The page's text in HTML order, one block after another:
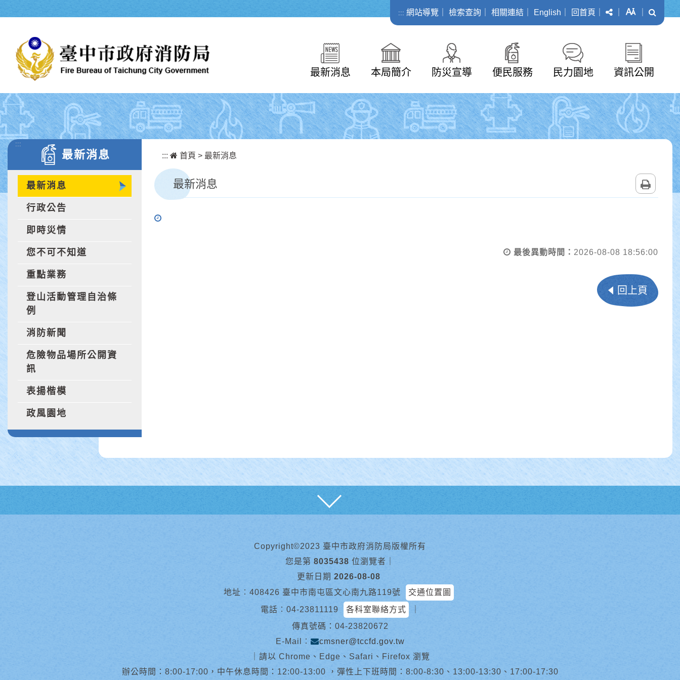
::: 網站導覽 檢索查詢 相關連結 English 回首頁 分享 字級
最新消息 本局簡介 防災宣導 便民服務 民力園地 資訊公開
:::
最新消息
最新消息
行政公告
即時災情
您不可不知道
重點業務
登山活動管理自治條
例
消防新聞
危險物品場所公開資
訊
表揚楷模
政風園地
::: 首頁 > 最新消息
最新消息
最後異動時間： 2026-08-08 18:56:00
回上頁
Copyright©2023 臺中市政府消防局版權所有
您是第 8035438 位瀏覽者
更新日期 2026-08-08
地址︰408426 臺中市南屯區文心南九路119號
交通位置圖
電話︰ 04-23811119 各科室聯絡方式
傳真號碼：04-23820672
E-Mail︰
cmsner@tccfd.gov.tw
請以 Chrome、Edge、Safari、Firefox 瀏覽
辦公時間：8:00-17:00，中午休息時間：12:00-13:00 ，彈性上下班時間：8:00-8:30、13:00-13:30、17:00-17:30